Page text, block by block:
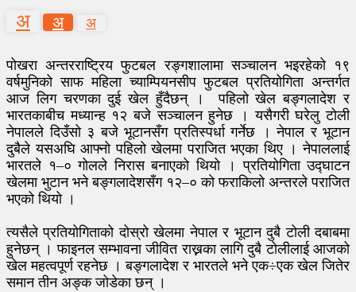
अ अ अ
पोखरा अन्तरराष्ट्रिय फुटबल रङ्गशालामा सञ्चालन भइरहेको १९
वर्षमुनिको साफ महिला च्याम्पियनसीप फुटबल प्रतियोगिता अन्तर्गत
आज लिग चरणका दुई खेल हुँदैछन् । पहिलो खेल बङ्गलादेश र
भारतकाबीच मध्यान्ह १२ बजे सञ्चालन हुनेछ । यसैगरी घरेलु टोली
नेपालले दिउँसो ३ बजे भूटानसँग प्रतिस्पर्धा गर्नेछ । नेपाल र भूटान
दुबैले यसअघि आफ्नो पहिलो खेलमा पराजित भएका थिए । नेपाललाई
भारतले १–० गोलले निरास बनाएको थियो । प्रतियोगिता उद्घाटन
खेलमा भुटान भने बङ्गलादेशसँग १२–० को फराकिलो अन्तरले पराजित
भएको थियो ।
त्यसैले प्रतियोगिताको दोस्रो खेलमा नेपाल र भूटान दुबै टोली दबाबमा
हुनेछन् । फाइनल सम्भावना जीवित राख्नका लागि दुबै टोलीलाई आजको
खेल महत्वपूर्ण रहनेछ । बङ्गलादेश र भारतले भने एक÷एक खेल जितेर
समान तीन अङ्क जोडेका छन् ।